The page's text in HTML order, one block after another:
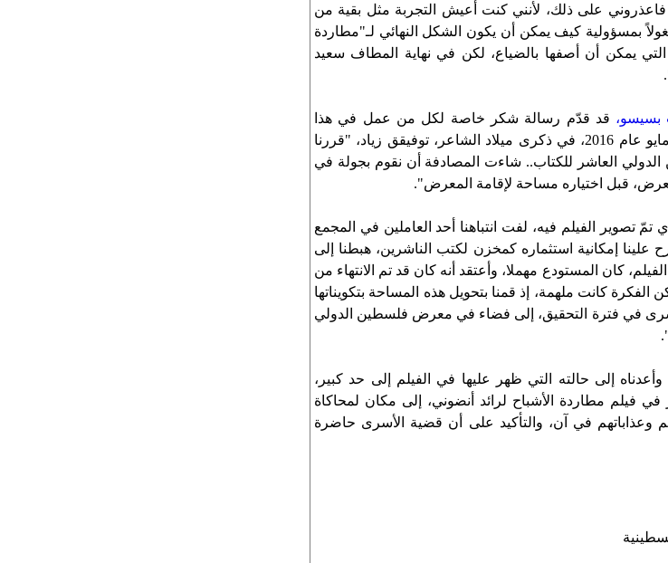
على ذلك، لأنني كنت أعيش التجربة مثل بقية من
بمسؤولية كيف يمكن أن يكون الشكل النهائي لـ"مطاردة
التي يمكن أن أصفها بالضياع، لكن في نهاية المطاف سعيد
بسيسو، قد قدّم رسالة شكر خاصة لكل من عمل في هذا
الفيلم، مستذكراً أنّه في السابع من أيار/مايو عام 2016، في ذكرى ميلاد الشاعر، توفيقق زياد، "قررنا
العاشر للكتاب.. شاءت المصادفة أن نقوم بجولة في
قبل اختياره مساحة لإقامة المعرض".
تصوير الفيلم فيه، لفت انتباهنا أحد العاملين في المجمع
إمكانية استثماره كمخزن لكتب الناشرين، هبطنا إلى
كان المستودع مهملا، وأعتقد أنه كان قد تم الانتهاء من
الفكرة كانت ملهمة، إذ قمنا بتحويل هذه المساحة بتكويناتها
في فترة التحقيق، إلى فضاء في معرض فلسطين الدولي
إلى حالته التي ظهر عليها في الفيلم إلى حد كبير،
فيلم مطاردة الأشباح لرائد أنضوني، إلى مكان لمحاكاة
وعذاباتهم في آن، والتأكيد على أن قضية الأسرى حاضرة